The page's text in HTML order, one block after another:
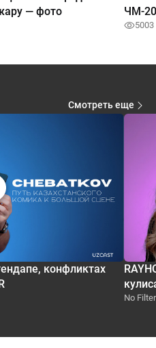
— фото
ЧМ-
5003
Смотреть еще
конфликтах
No Filter